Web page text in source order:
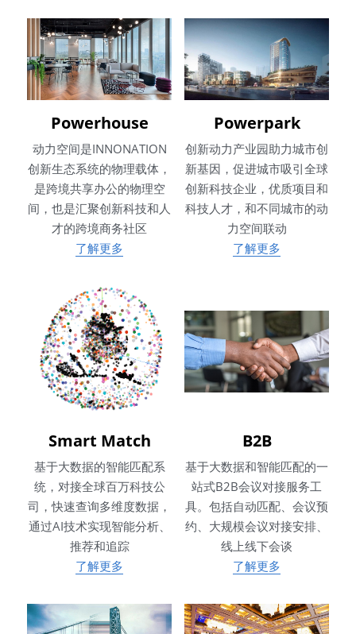
Powerhouse
动力空间是INNONATION
创新生态系统的物理载体，
是跨境共享办公的物理空
间，也是汇聚创新科技和人
才的跨境商务社区
了解更多
Powerpark
创新动力产业园助力城市创
新基因，促进城市吸引全球
创新科技企业，优质项目和
科技人才，和不同城市的动
力空间联动
了解更多
Smart Match
基于大数据的智能匹配系
统，对接全球百万科技公
司，快速查询多维度数据，
通过AI技术实现智能分析、
推荐和追踪
了解更多
B2B
基于大数据和智能匹配的一
站式B2B会议对接服务工
具。包括自动匹配、会议预
约、大规模会议对接安排、
线上线下会谈
了解更多